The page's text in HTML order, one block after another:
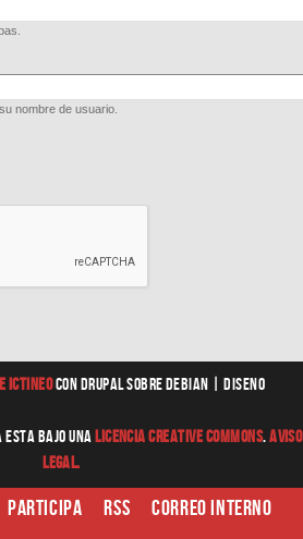
nombre de usuario.
Ictineocon Drupal sobre Debian |diseno
esta bajo una Licencia Creative Commons.Aviso
Legal.
Participa RSS
Correo interno